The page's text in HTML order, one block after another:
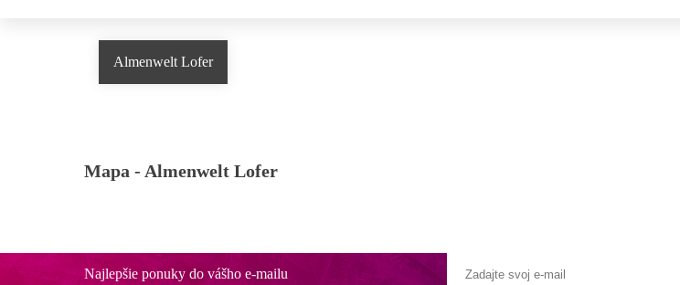
Almenwelt Lofer
Mapa - Almenwelt Lofer
Najlepšie ponuky do vášho e-mailu